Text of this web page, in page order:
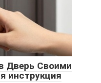
Дверь Своими
инструкция